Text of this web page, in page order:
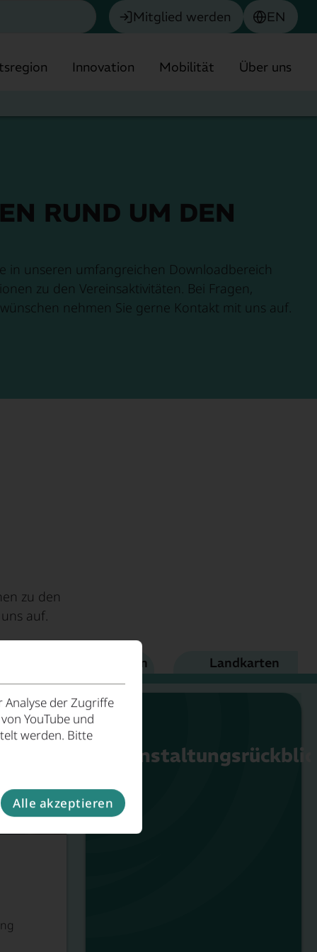
Mitglied werden EN
Chemie
Umwelttechnologie
Finanzdienstleistungen
Innovation Mobilität Über uns
RUND UM DEN
in unseren umfangreichen Downloadbereich
zu den Vereinsaktivitäten. Bei Fragen,
nehmen Sie gerne Kontakt mit uns auf.
zu den
auf.
und Publikationen Landkarten
Analyse der Zugriffe
YouTube und
werden. Bitte
Alle akzeptieren